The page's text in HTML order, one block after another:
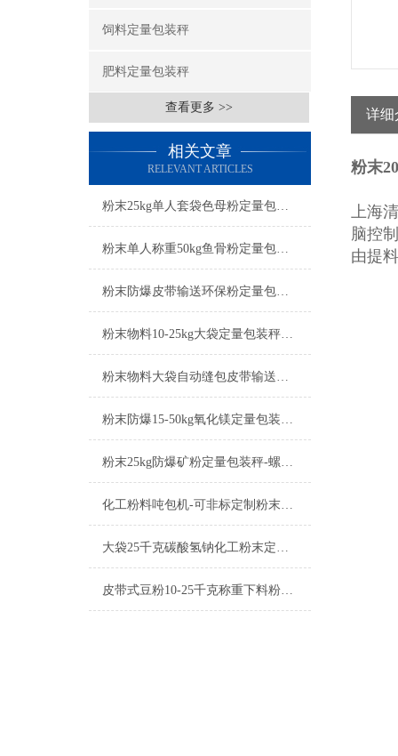
饲料定量包装秤
肥料定量包装秤
查看更多 >>
相关文章
RELEVANT ARTICLES
粉末25kg单人套袋色母粉定量包装秤产品简介
粉末单人称重50kg鱼骨粉定量包装秤产品简介
粉末防爆皮带输送环保粉定量包装秤操作简单
粉末物料10-25kg大袋定量包装秤产品简介
粉末物料大袋自动缝包皮带输送定量包装秤产品简介
粉末防爆15-50kg氧化镁定量包装秤工厂生产
粉末25kg防爆矿粉定量包装秤-螺旋下料包装机厂家
化工粉料吨包机-可非标定制粉末定量包装秤厂家
大袋25千克碳酸氢钠化工粉末定量包装秤厂家
皮带式豆粉10-25千克称重下料粉末定量包装秤厂家
详细
粉末
上海
脑控
由提